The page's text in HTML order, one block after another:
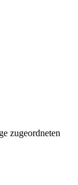
zugeordneten